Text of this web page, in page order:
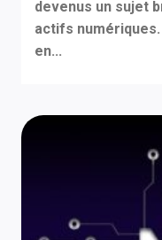
devenus un sujet
actifs
en...